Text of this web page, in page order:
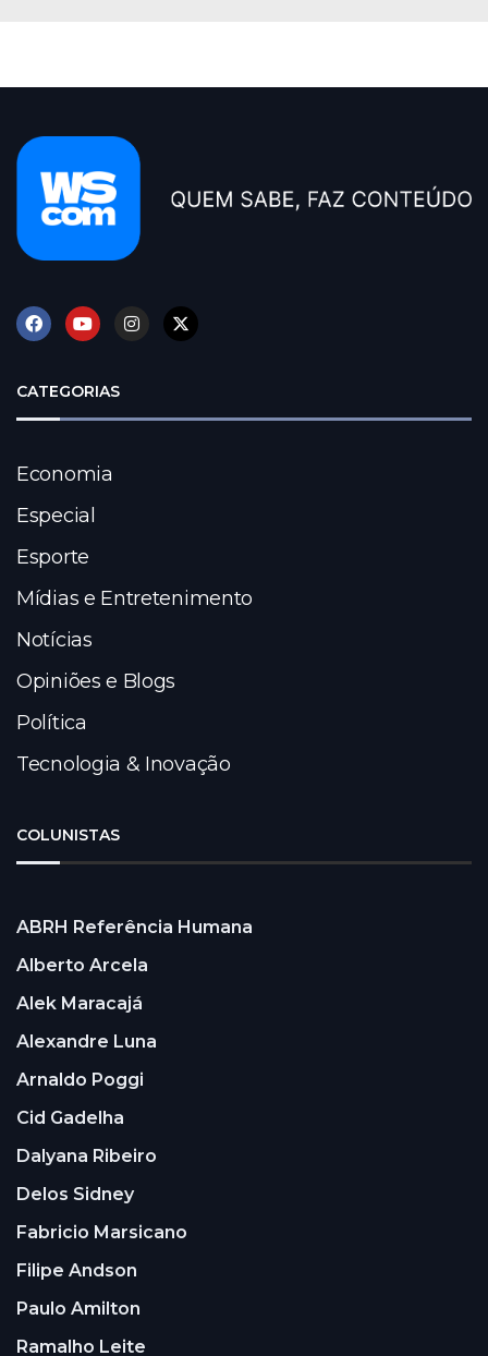
CATEGORIAS
Economia
Especial
Esporte
Mídias e Entretenimento
Notícias
Opiniões e Blogs
Política
Tecnologia & Inovação
COLUNISTAS
ABRH Referência Humana
Alberto Arcela
Alek Maracajá
Alexandre Luna
Arnaldo Poggi
Cid Gadelha
Dalyana Ribeiro
Delos Sidney
Fabricio Marsicano
Filipe Andson
Paulo Amilton
Ramalho Leite